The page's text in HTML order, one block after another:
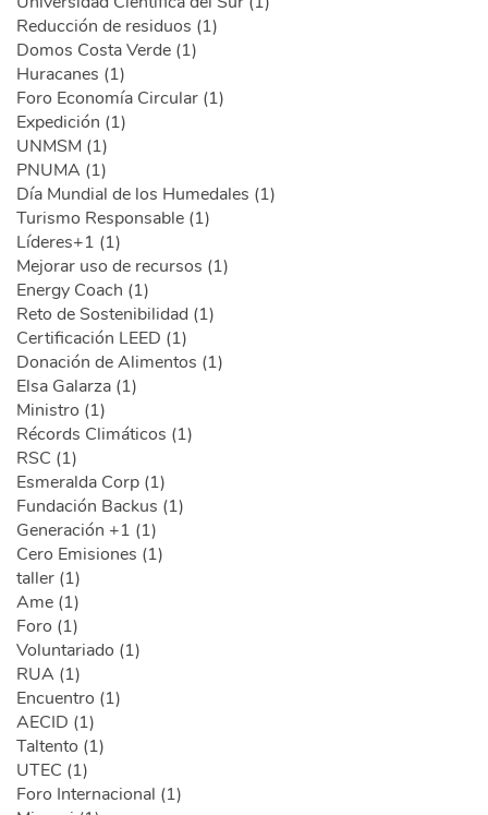
Reducción de residuos (1)
Domos Costa Verde (1)
Huracanes (1)
Foro Economía Circular (1)
Expedición (1)
UNMSM (1)
PNUMA (1)
Día Mundial de los Humedales (1)
Turismo Responsable (1)
Líderes+1 (1)
Mejorar uso de recursos (1)
Energy Coach (1)
Reto de Sostenibilidad (1)
Certificación LEED (1)
Donación de Alimentos (1)
Elsa Galarza (1)
Ministro (1)
Récords Climáticos (1)
RSC (1)
Esmeralda Corp (1)
Fundación Backus (1)
Generación +1 (1)
Cero Emisiones (1)
taller (1)
Ame (1)
Foro (1)
Voluntariado (1)
RUA (1)
Encuentro (1)
AECID (1)
Taltento (1)
UTEC (1)
Foro Internacional (1)